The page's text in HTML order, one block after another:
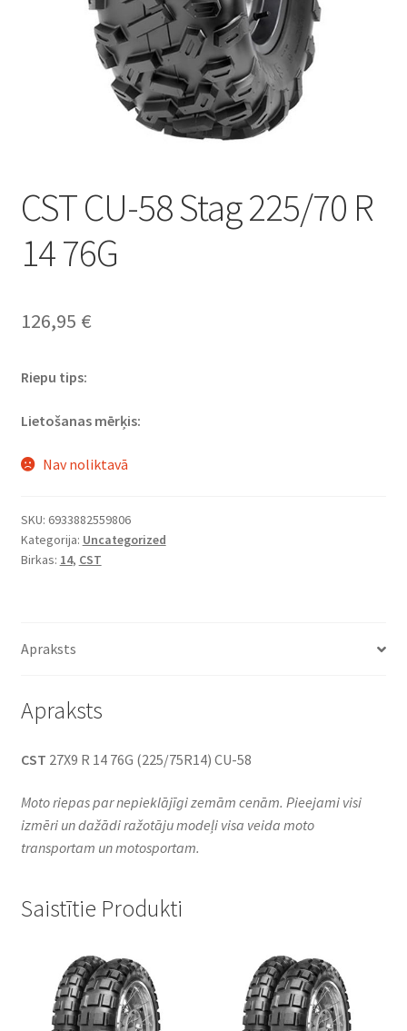
CST CU-58 Stag 225/70 R
14 76G
126,95 €
Riepu tips:
Lietošanas mērķis:
Nav noliktavā
SKU: 6933882559806
Kategorija: Uncategorized
Birkas: 14, CST
Apraksts
Apraksts
CST 27X9 R 14 76G (225/75R14) CU-58
Moto riepas par nepieklājīgi zemām cenām. Pieejami visi
izmēri un dažādi ražotāju modeļi visa veida moto
transportam un motosportam.
Saistītie Produkti